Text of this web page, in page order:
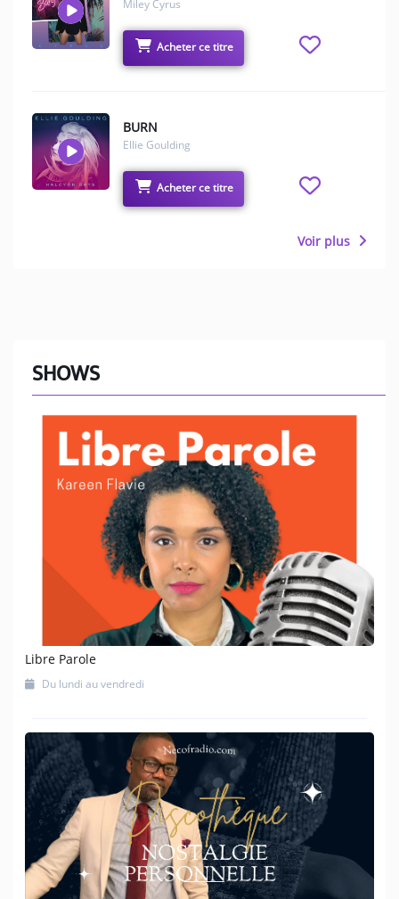
Miley Cyrus
Acheter ce titre
BURN
Ellie Goulding
Acheter ce titre
Voir plus
SHOWS
Libre Parole
Du lundi au vendredi